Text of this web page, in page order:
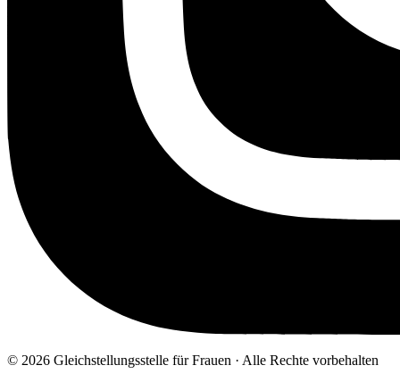
© 2026 Gleichstellungsstelle für Frauen · Alle Rechte vorbehalten